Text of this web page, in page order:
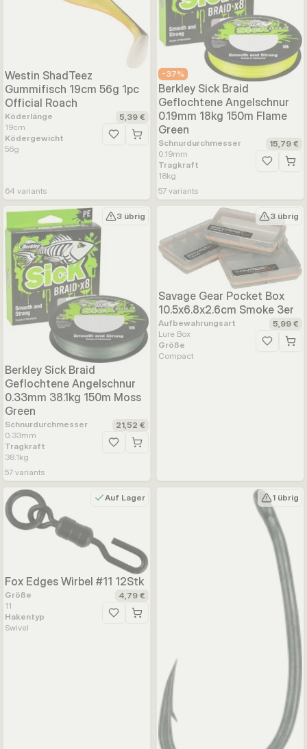
Westin ShadTeez
Gummifisch 19cm 56g 1pc
Official Roach
Köderlänge
19cm
Ködergewicht
56g
5,39 €
Zur Wunschliste hinzufügen
64 variants
-37%
Berkley Sick Braid
Geflochtene Angelschnur
0.19mm 18kg 150m Flame
Green
Schnurdurchmesser
0.19mm
Tragkraft
18kg
15,79 €
Zur
57 variants
3 übrig
Berkley Sick Braid
Geflochtene Angelschnur
0.33mm 38.1kg 150m Moss
Green
Schnurdurchmesser
0.33mm
Tragkraft
38.1kg
21,52 €
Zur Wunschliste hinzufügen
57 variants
3 übrig
Savage Gear Pocket Box
10.5x6.8x2.6cm Smoke 3er
Aufbewahrungsart
Lure Box
Größe
Compact
5,99 €
Zur
Auf Lager
Fox Edges Wirbel #11 12Stk
Größe
11
Hakentyp
Swivel
4,79 €
Zur Wunschliste hinzufügen
1 übrig